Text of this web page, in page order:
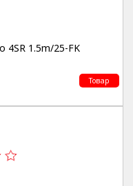
4SR 1.5m/25-FK
Товар